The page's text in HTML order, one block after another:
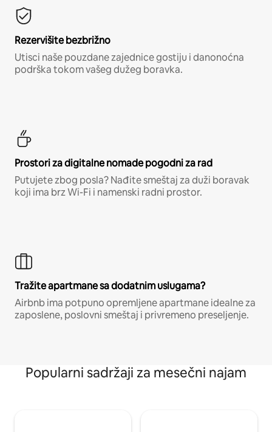
Rezervišite bezbrižno
Utisci naše pouzdane zajednice gostiju i danonoćna
podrška tokom vašeg dužeg boravka.
Prostori za digitalne nomade pogodni za rad
Putujete zbog posla? Nađite smeštaj za duži boravak
koji ima brz Wi-Fi i namenski radni prostor.
Tražite apartmane sa dodatnim uslugama?
Airbnb ima potpuno opremljene apartmane idealne za
zaposlene, poslovni smeštaj i privremeno preseljenje.
Popularni sadržaji za mesečni najam